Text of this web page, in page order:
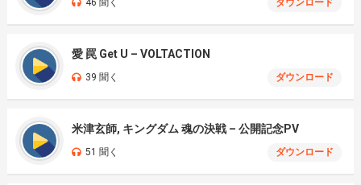
46 聞く ダウンロード
愛 罠 Get U – VOLTACTION
39 聞く ダウンロード
米津玄師, キングダム 魂の決戦 – 公開記念PV
51 聞く ダウンロード